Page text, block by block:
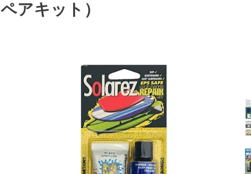
ペアキット）